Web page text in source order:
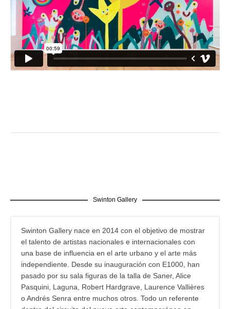
Swinton Gallery
Swinton Gallery nace en 2014 con el objetivo de mostrar
el talento de artistas nacionales e internacionales con
una base de influencia en el arte urbano y el arte más
independiente. Desde su inauguración con E1000, han
pasado por su sala figuras de la talla de Saner, Alice
Pasquini, Laguna, Robert Hardgrave, Laurence Vallières
o Andrés Senra entre muchos otros. Todo un referente